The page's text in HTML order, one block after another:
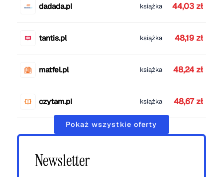
dadada.pl książka 44,03 zł
tantis.pl książka 48,19 zł
matfel.pl książka 48,24 zł
czytam.pl książka 48,67 zł
Pokaż wszystkie oferty
Newsletter